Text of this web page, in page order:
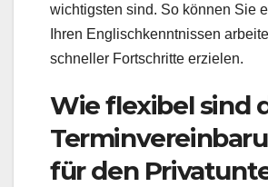
wichtigsten sind. So können Sie
Ihren Englischkenntnissen
schneller Fortschritte erzielen.
Wie flexibel sind
für den